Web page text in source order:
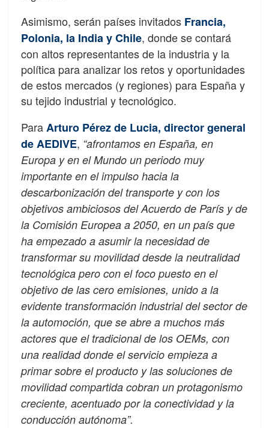
Asimismo, serán países invitados Francia,
Polonia, la India y Chile, donde se contará
con altos representantes de la industria y la
política para analizar los retos y oportunidades
de estos mercados (y regiones) para España y
su tejido industrial y tecnológico.
ParaArturo Pérez de Lucia, director general
de AEDIVE, “afrontamos en España, en
Europa y en el Mundo un periodo muy
importante en el impulso hacia la
descarbonización del transporte y con los
objetivos ambiciosos del Acuerdo de París y de
la Comisión Europea a 2050, en un país que
ha empezado a asumir la necesidad de
transformar su movilidad desde la neutralidad
tecnológica pero con el foco puesto en el
objetivo de las cero emisiones, unido a la
evidente transformación industrial del sector de
la automoción, que se abre a muchos más
actores que el tradicional de los OEMs, con
una realidad donde el servicio empieza a
primar sobre el producto y las soluciones de
movilidad compartida cobran un protagonismo
creciente, acentuado por la conectividad y la
conducción autónoma”.